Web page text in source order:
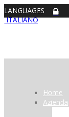
LANGUAGES
ITALIANO
Home
Azienda